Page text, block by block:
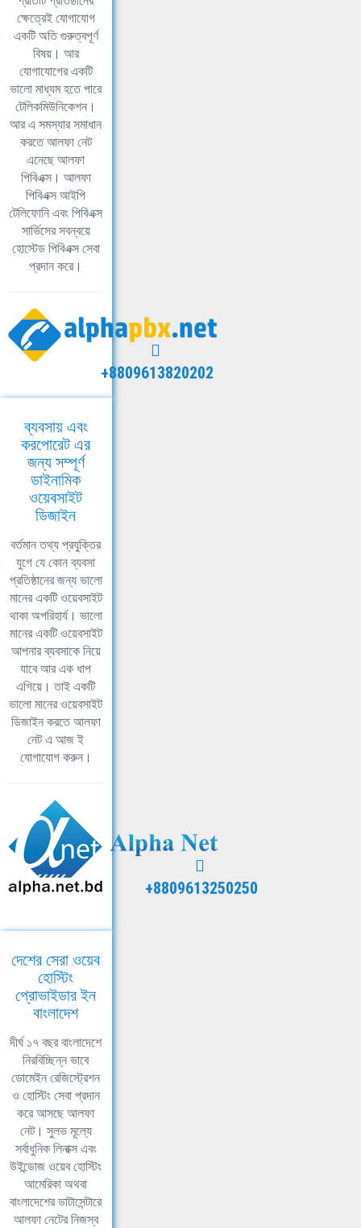
ক্ষেত্রেই যোগাযোগ
একটি অতি গুরুত্বপূর্ণ
বিষয়। আর
যোগাযোগের একটি
ভালো মাধ্যম হতে পারে
টেলিকমিউনিকেশন।
আর এ সমস্যার সমাধান
করতে আলফা নেট
এনেছে আলফা
পিবিএক্স। আলফা
পিবিএক্স আইপি
টেলিফোনি এবং পিবিএক্স
সার্ভিসের সবন্বয়ে
হোস্টেড পিবিএক্স সেবা
প্রদান করে।
+8809613820202
ব্যবসায় এবং
করপোরেট এর
জন্য সম্পূর্ণ
ডাইনামিক
ওয়েবসাইট
ডিজাইন
বর্তমান তথ্য প্রযুক্তির
যুগে যে কোন ব্যবসা
প্রতিষ্ঠানের জন্য ভালো
মানের একটি ওয়েবসাইট
থাকা অপরিহার্য। ভালো
মানের একটি ওয়েবসাইট
আপনার ব্যবসাকে নিয়ে
যাবে আর এক ধাপ
এগিয়ে। তাই একটি
ভালো মানের ওয়েবসাইট
ডিজাইন করতে আলফা
নেট এ আজ ই
যোগাযোগ করুন।
+8809613250250
দেশের সেরা ওয়েব
হোস্টিং
প্রোভাইডার ইন
বাংলাদেশ
দীর্ঘ ১৭ বছর বাংলাদেশে
নিরবিচ্ছিন্ন ভাবে
ডোমেইন রেজিস্ট্রেশন
ও হোস্টিং সেবা প্রদান
করে আসছে আলফা
নেট। সুলভ মূল্যে
সর্বাধুনিক লিনাক্স এবং
উইন্ডোজ ওয়েব হোস্টিং
আমেরিকা অথবা
বাংলাদেশের ডাটাসেন্টারে
আলফা নেটের নিজস্ব